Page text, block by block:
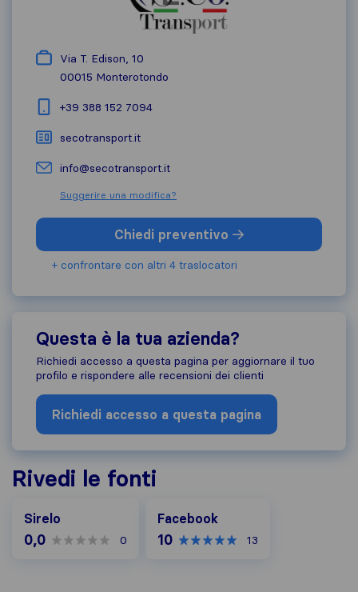
Via T. Edison, 10
00015 Monterotondo
+39 388 152 7094
secotransport.it
info@secotransport.it
Suggerire una modifica?
Chiedi preventivo
+ confrontare con altri 4 traslocatori
Questa è la tua azienda?
Richiedi accesso a questa pagina per aggiornare il tuo
profilo e rispondere alle recensioni dei clienti
Richiedi accesso a questa pagina
Rivedi le fonti
Sirelo
0,0 0
Facebook
10 13